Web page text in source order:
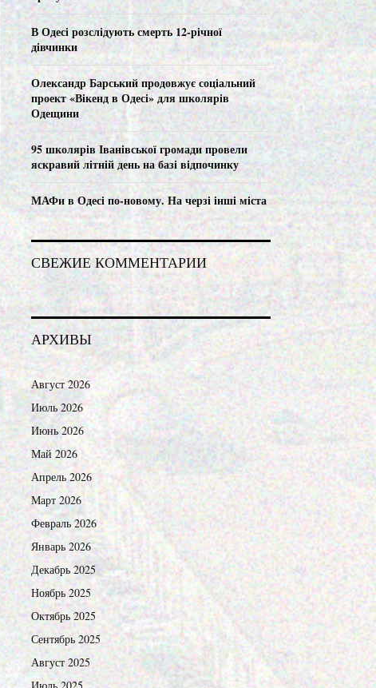
C
H
В Одесі розслідують смерть 12-річної
дівчинки
Олександр Барський продовжує соціальний
проект «Вікенд в Одесі» для школярів
Одещини
95 школярів Іванівської громади провели
яскравий літній день на базі відпочинку
МАФи в Одесі по-новому. На черзі інші міста
СВЕЖИЕ КОММЕНТАРИИ
АРХИВЫ
Август 2026
Июль 2026
Июнь 2026
Май 2026
Апрель 2026
Март 2026
Февраль 2026
Январь 2026
Декабрь 2025
Ноябрь 2025
Октябрь 2025
Сентябрь 2025
Август 2025